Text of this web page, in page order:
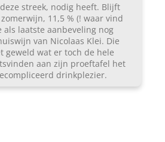
streek, nodig heeft. Blijft
11,5 % (! waar vind
als laatste aanbeveling nog
van Nicolaas Klei. Die
geweld wat er toch de hele
aan zijn proeftafel het
drinkplezier.